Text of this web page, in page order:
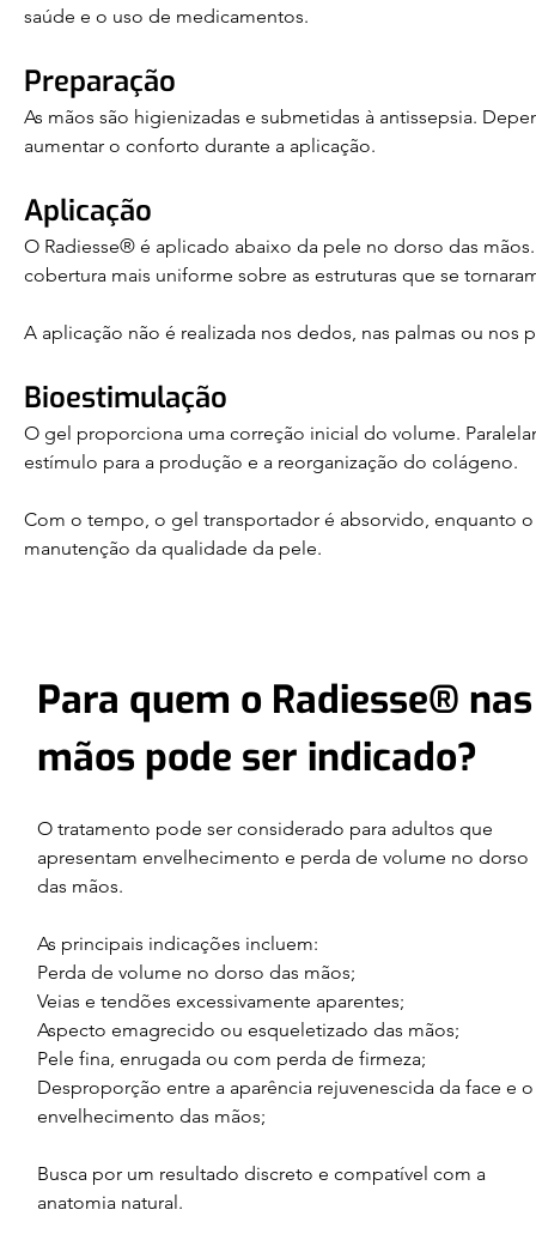
saúde e o uso de medicamentos.
Preparação
As mãos são higienizadas e submetidas à antissepsia.
aumentar o conforto durante a aplicação.
Aplicação
O Radiesse® é aplicado abaixo da pele no dorso das
cobertura mais uniforme sobre as estruturas que se
A aplicação não é realizada nos dedos, nas palmas ou nos
Bioestimulação
O gel proporciona uma correção inicial do volume.
estímulo para a produção e a reorganização do colágeno.
Com o tempo, o gel transportador é absorvido, enquanto
manutenção da qualidade da pele.
Para quem o Radiesse®
mãos pode ser indicado?
O tratamento pode ser considerado para adultos que
apresentam envelhecimento e perda de volume no dorso
das mãos.
As principais indicações incluem:
Perda de volume no dorso das mãos;
Veias e tendões excessivamente aparentes;
Aspecto emagrecido ou esqueletizado das mãos;
Pele fina, enrugada ou com perda de firmeza;
Desproporção entre a aparência rejuvenescida da face e
envelhecimento das mãos;
Busca por um resultado discreto e compatível com a
anatomia natural.